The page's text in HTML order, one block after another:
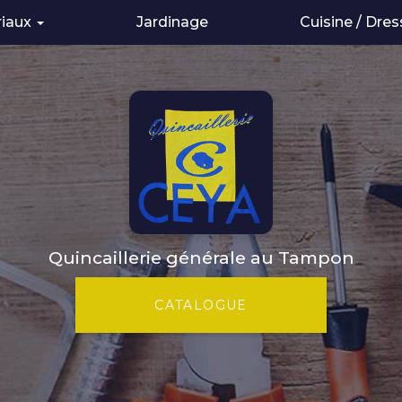
construction
Jardinage Cuisine /
Quincaillerie générale au Tampon
CATALOGUE